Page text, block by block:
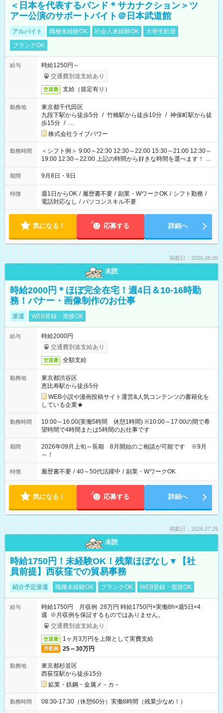
＜日本を代表するバンド＊サカナクション＞ツ
アー公演のサポートバイト＠日本武道館
アルバイト 職種未経験OK 社会人未経験OK
大学生歓迎
ブランクOK
給与
時給1250円～
交通費別途支給あり
交通費 支給（規定有り）
勤務地
東京都千代田区
九段下駅から徒歩5分 / 竹橋駅から徒歩10分 / 神保町駅から徒
歩15分 / …
株式会社ライブパワー
勤務時間
＜シフト例＞ 9:00～22:30 12:30～22:00 15:30～21:00 12:30～
19:00 12:30～22:00 上記の時間から好きな時間を選べます！ ※
時間は変更となる可能性があります
期間 9月8日・9日
特徴 週1日からOK / 履歴書不要 / 副業・WワークOK / シフト勤務 /
電話対応なし / パソコンスキル不要
気になる！ 応募する 詳細へ
掲載日：2026.08.06
未読
時給2000円＊ほぼ完全在宅！週4日＆10-16時勤
務！バナー・画像制作のお仕事
派遣 WEB登録・面接OK
給与
時給2000円
交通費別途支給あり
交通費 全額支給
勤務地
東京都渋谷区
恵比寿駅から徒歩5分
WEB小説や漫画投稿サイト運営&人気コンテンツの書籍化を
している企業★
勤務時間
10:00～16:00(実働5時間 休憩1時間) ※10:00～17:00の間で希
望時間で4時間または5時間のお仕事です
期間
2026年09月上旬～長期 8月開始のご相談が可能です ※9月
～！
特徴 履歴書不要 / 40～50代活躍中 / 副業・WワークOK
気になる！ 応募する 詳細へ
掲載日：2026.07.29
未読
時給1750円！未経験OK！残業ほぼなし▼【社
員前提】西荻窪での貿易事務
紹介予定派遣 職種未経験OK ブランクOK WEB登録・面接OK
給与
時給1750円 月収例 28万円 時給1750円×実働8h×週5日×4
週 ※月収例を保証するものではありません。
交通費別途支給あり
交通費 1ヶ月3万円を上限として実費支給
月収例 25～30万円
勤務地
東京都杉並区
西荻窪駅から徒歩15分
鉱業・鉄鋼・金属メ－カ－
勤務時間 08:30-17:30（休憩60分）実働8時間（残業少なめ！）